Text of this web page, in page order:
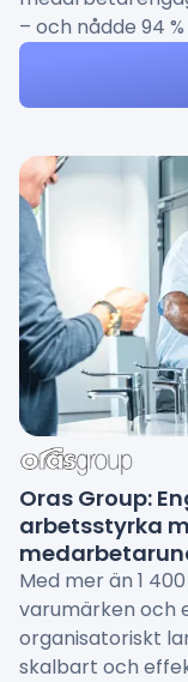
– och nådde 94
Oras Group:
arbetsstyrka
Med mer än 1
varumärken och
organisatoriskt
skalbart och